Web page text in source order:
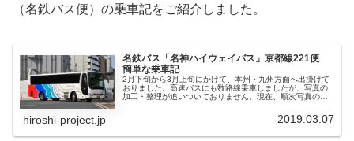
（名鉄バス便）の乗車記をご紹介しました。
名鉄バス「名神ハイウェイバス」京都線221便
簡単な乗車記
2月下旬から3月上旬にかけて、本州・九州方面へ出掛けて
おりました。高速バスにも数路線乗車しましたが、写真の
加工・整理が追いついておりません。現在、順次写真の加
hiroshi-project.jp 2019.03.07